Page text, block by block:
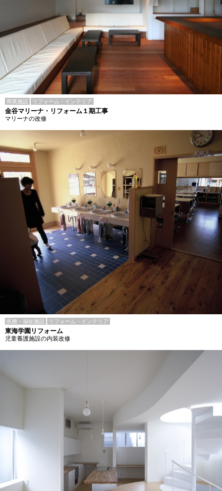
商業施設 リフォーム・インテリア
金谷マリーナ・リフォーム１期工事
マリーナの改修
医療・福祉施設 リフォーム・インテリア
東海学園リフォーム
児童養護施設の内装改修